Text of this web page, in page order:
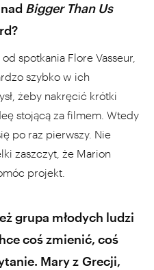
Bigger Than Us
spotkania Flore Vasseur,
szybko w ich
żeby nakręcić krótki
stojącą za filmem. Wtedy
po raz pierwszy. Nie
zaszczyt, że Marion
projekt.
grupa młodych ludzi
coś zmienić, coś
Mary z Grecji,